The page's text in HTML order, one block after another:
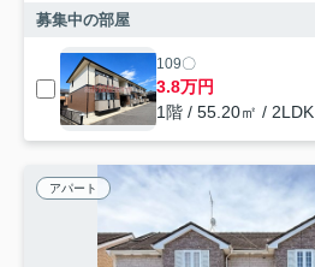
募集中の部屋
109〇
3.8万円
1階 / 55.20㎡ / 2LDK
アパート